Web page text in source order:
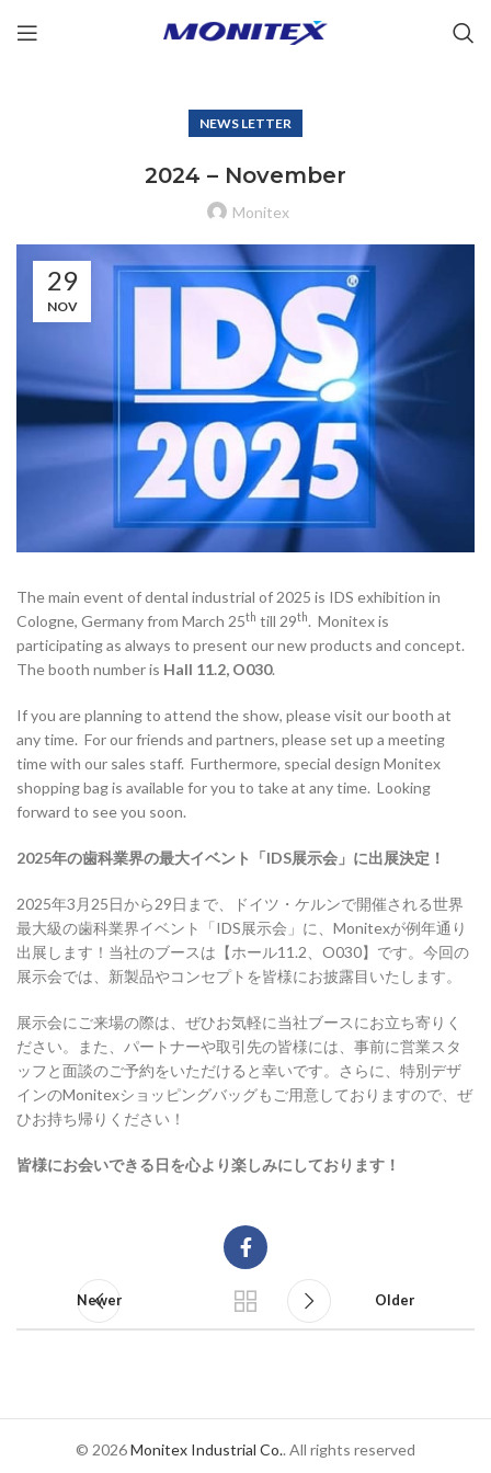
NEWS LETTER
2024 – November
Monitex
29
NOV
The main event of dental industrial of 2025 is IDS exhibition in
Cologne, Germany from March 25th till 29th. Monitex is
participating as always to present our new products and concept.
The booth number is Hall 11.2, O030.
If you are planning to attend the show, please visit our booth at
any time. For our friends and partners, please set up a meeting
time with our sales staff. Furthermore, special design Monitex
shopping bag is available for you to take at any time. Looking
forward to see you soon.
2025年の歯科業界の最大イベント「IDS展示会」に出展決定！
2025年3月25日から29日まで、ドイツ・ケルンで開催される世界
最大級の歯科業界イベント「IDS展示会」に、Monitexが例年通り
出展します！当社のブースは【ホール11.2、O030】です。今回の
展示会では、新製品やコンセプトを皆様にお披露目いたします。
展示会にご来場の際は、ぜひお気軽に当社ブースにお立ち寄りく
ださい。また、パートナーや取引先の皆様には、事前に営業スタ
ッフと面談のご予約をいただけると幸いです。さらに、特別デザ
インのMonitexショッピングバッグもご用意しておりますので、ぜ
ひお持ち帰りください！
皆様にお会いできる日を心より楽しみにしております！
Newer Older
© 2026Monitex Industrial Co.. All rights reserved